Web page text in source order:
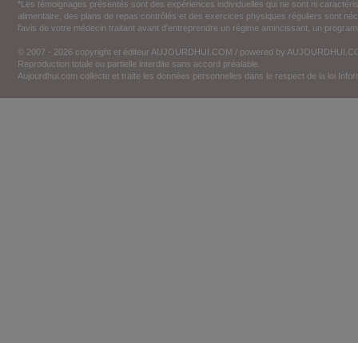
*Les témoignages présentés sont des expériences individuelles qui ne sont ni
alimentaire, des plans de repas contrôlés et des exercices physiques réguliers sont
l'avis de votre médecin traitant avant d'entreprendre un régime amincissant, un
© 2007 - 2026 copyright et éditeur AUJOURDHUI.COM / powered by
Reproduction totale ou partielle interdite sans accord préalable.
Aujourdhui.com collecte et traite les données personnelles dans le respect de la loi